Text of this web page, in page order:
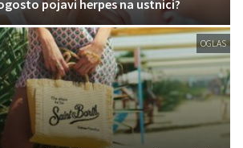
pojavi herpes na ustnici?
OGLAS